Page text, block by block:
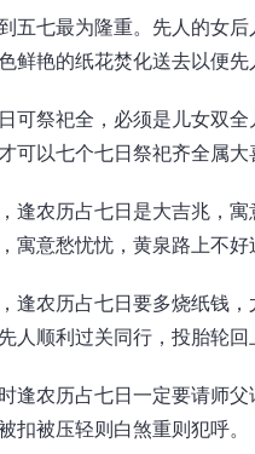
五七最为隆重。先人的女
鲜艳的纸花焚化送去以便先
可祭祀全，必须是儿女双
可以七个七日祭祀齐全属大
逢农历占七日是大吉兆，
寓意愁忧忧，黄泉路上不好
逢农历占七日要多烧纸钱
人顺利过关同行，投胎轮回
逢农历占七日一定要请师
扣被压轻则白煞重则犯呼。